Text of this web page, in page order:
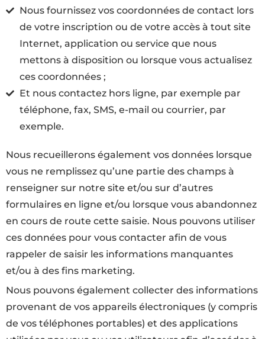
Nous fournissez vos coordonnées de contact lors
de votre inscription ou de votre accès à tout site
Internet, application ou service que nous
mettons à disposition ou lorsque vous actualisez
ces coordonnées ;
Et nous contactez hors ligne, par exemple par
téléphone, fax, SMS, e-mail ou courrier, par
exemple.
Nous recueillerons également vos données lorsque
vous ne remplissez qu’une partie des champs à
renseigner sur notre site et/ou sur d’autres
formulaires en ligne et/ou lorsque vous abandonnez
en cours de route cette saisie. Nous pouvons utiliser
ces données pour vous contacter afin de vous
rappeler de saisir les informations manquantes
et/ou à des fins marketing.
Nous pouvons également collecter des informations
provenant de vos appareils électroniques (y compris
de vos téléphones portables) et des applications